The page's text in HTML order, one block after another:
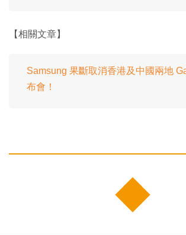
【相關文章】
Samsung 果斷取消香港及中國兩地
布會！